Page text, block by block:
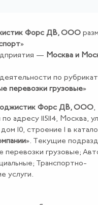
Форс ДВ, ООО
»
— Москва и
по
перевозки грузовые»
Форс ДВ, ООО,
адресу 115114, Москва,
10, строение 1 в
». Текущие
перевозки грузовые;
Транспортно-
услуги.